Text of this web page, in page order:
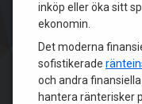
inköp eller öka sitt
ekonomin.
Det moderna
sofistikerade
och andra
hantera ränterisker